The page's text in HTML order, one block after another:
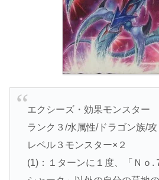
エクシーズ・効果モンスター
ランク３/水属性/ドラゴン族/
レベル３モンスター×２
(1)：１ターンに１度、「Ｎｏ.